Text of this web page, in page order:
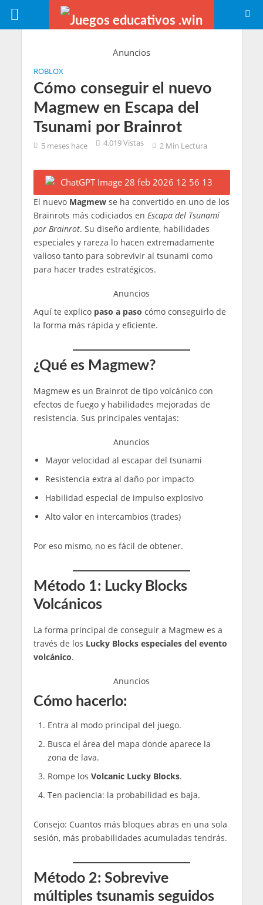
Anuncios
ROBLOX
Cómo conseguir el nuevo
Magmew en Escapa del
Tsunami por Brainrot
5 meses hace 4.019 Vistas 2 Min Lectura
El nuevo Magmewse ha convertido en uno de los
Brainrots más codiciados en Escapa del Tsunami
por Brainrot. Su diseño ardiente, habilidades
especiales y rareza lo hacen extremadamente
valioso tanto para sobrevivir al tsunami como
para hacer trades estratégicos.
Anuncios
Aquí te explico paso a paso cómo conseguirlo de
la forma más rápida y eficiente.
¿Qué es Magmew?
Magmew es un Brainrot de tipo volcánico con
efectos de fuego y habilidades mejoradas de
resistencia. Sus principales ventajas:
Anuncios
Mayor velocidad al escapar del tsunami
Resistencia extra al daño por impacto
Habilidad especial de impulso explosivo
Alto valor en intercambios (trades)
Por eso mismo, no es fácil de obtener.
Método 1: Lucky Blocks
Volcánicos
La forma principal de conseguir a Magmew es a
través de los Lucky Blocks especiales del evento
volcánico.
Anuncios
Cómo hacerlo:
Entra al modo principal del juego.
Busca el área del mapa donde aparece la
zona de lava.
Rompe los Volcanic Lucky Blocks.
Ten paciencia: la probabilidad es baja.
Consejo: Cuantos más bloques abras en una sola
sesión, más probabilidades acumuladas tendrás.
Método 2: Sobrevive
múltiples tsunamis seguidos